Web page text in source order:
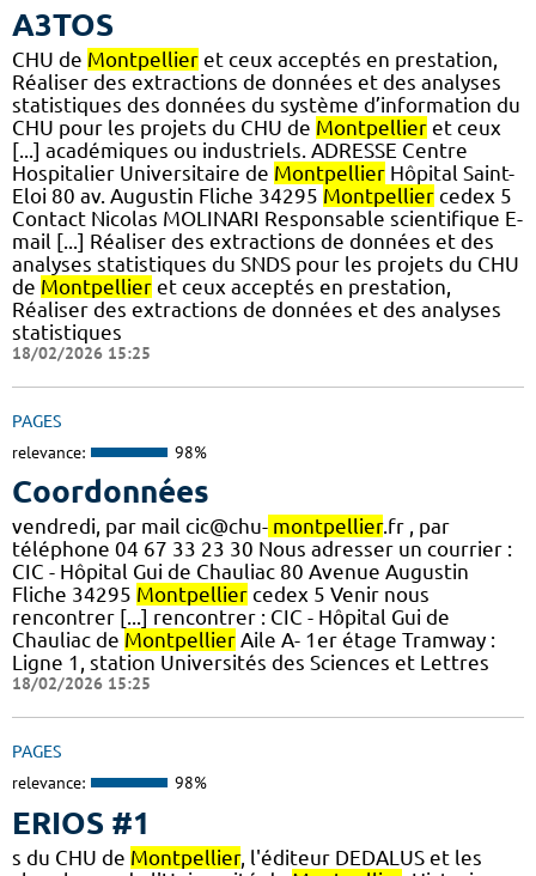
A3TOS
CHU de Montpellier et ceux acceptés en prestation,
Réaliser des extractions de données et des analyses
statistiques des données du système d’information du
CHU pour les projets du CHU de Montpellier et ceux
[...] académiques ou industriels. ADRESSE Centre
Hospitalier Universitaire de Montpellier Hôpital Saint-
Eloi 80 av. Augustin Fliche 34295 Montpellier cedex 5
Contact Nicolas MOLINARI Responsable scientifique E-
mail [...] Réaliser des extractions de données et des
analyses statistiques du SNDS pour les projets du CHU
de Montpellier et ceux acceptés en prestation,
Réaliser des extractions de données et des analyses
statistiques
18/02/2026 15:25
PAGES
relevance: 98%
Coordonnées
vendredi, par mail cic@chu- montpellier.fr , par
téléphone 04 67 33 23 30 Nous adresser un courrier :
CIC - Hôpital Gui de Chauliac 80 Avenue Augustin
Fliche 34295 Montpellier cedex 5 Venir nous
rencontrer [...] rencontrer : CIC - Hôpital Gui de
Chauliac de Montpellier Aile A- 1er étage Tramway :
Ligne 1, station Universités des Sciences et Lettres
18/02/2026 15:25
PAGES
relevance: 98%
ERIOS #1
s du CHU de Montpellier, l'éditeur DEDALUS et les